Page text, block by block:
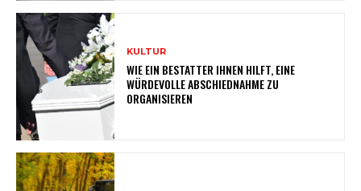
KULTUR
WIE EIN BESTATTER IHNEN HILFT, EINE
WÜRDEVOLLE ABSCHIEDNAHME ZU
ORGANISIEREN